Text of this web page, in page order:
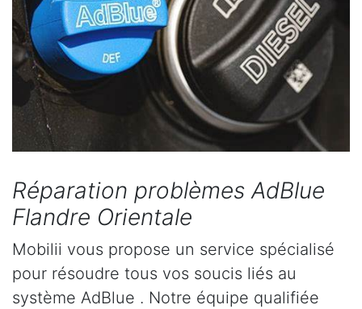
Réparation problèmes AdBlue
Flandre Orientale
Mobilii vous propose un service spécialisé
pour résoudre tous vos soucis liés au
système AdBlue . Notre équipe qualifiée